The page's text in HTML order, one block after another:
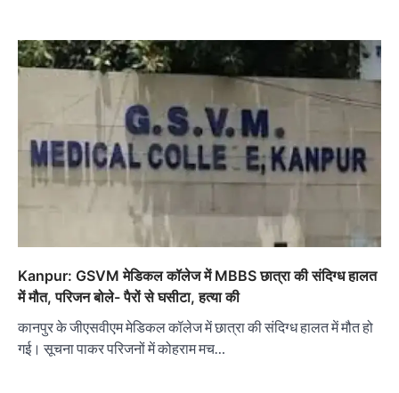
Kanpur: GSVM मेडिकल कॉलेज में MBBS छात्रा की संदिग्ध हालत
में मौत, परिजन बोले- पैरों से घसीटा, हत्या की
कानपुर के जीएसवीएम मेडिकल कॉलेज में छात्रा की संदिग्ध हालत में मौत हो
गई। सूचना पाकर परिजनों में कोहराम मच…